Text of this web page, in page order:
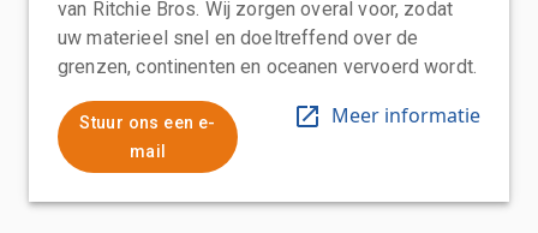
van Ritchie Bros. Wij zorgen overal voor, zodat
uw materieel snel en doeltreffend over de
grenzen, continenten en oceanen vervoerd wordt.
Stuur ons een e-
mail
Meer informatie